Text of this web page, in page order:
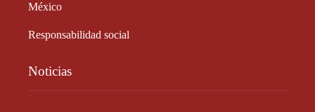
México
Responsabilidad social
Noticias